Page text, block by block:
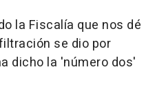
la Fiscalía que nos dé
se dio por
dicho la 'número dos'